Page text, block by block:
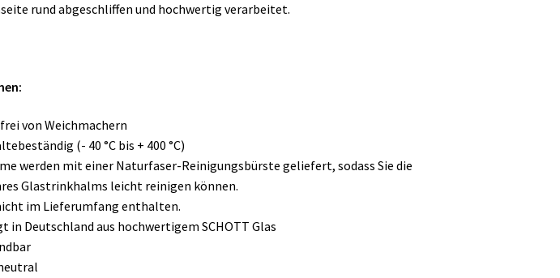
rund abgeschliffen und hochwertig verarbeitet.
von Weichmachern
(- 40 °C bis + 400 °C)
werden mit einer Naturfaser-Reinigungsbürste geliefert, sodass Sie die
Glastrinkhalms leicht reinigen können.
im Lieferumfang enthalten.
in Deutschland aus hochwertigem SCHOTT Glas